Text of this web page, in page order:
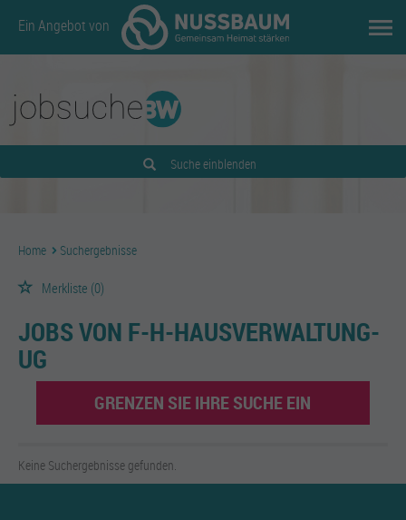
Ein Angebot von
Suche einblenden
Home Suchergebnisse
Merkliste (0)
JOBS VON F-H-HAUSVERWALTUNG-
UG
GRENZEN SIE IHRE SUCHE EIN
Keine Suchergebnisse gefunden.